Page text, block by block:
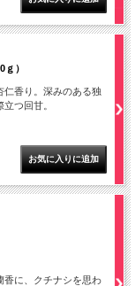
）
仁香り。深みのある独
つ回甘。
香に、クチナシを思わ